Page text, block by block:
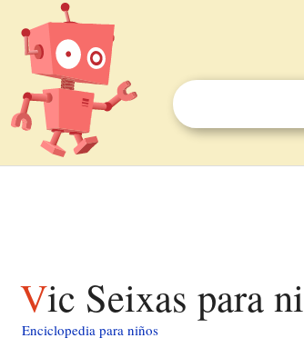
Vic Seixas para
Enciclopedia para niños